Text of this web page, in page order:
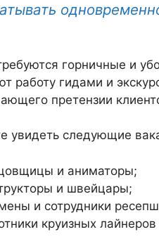
горничные и
работу гидами и
претензии
увидеть следующие
и аниматоры;
и швейцары;
и сотрудники
круизных